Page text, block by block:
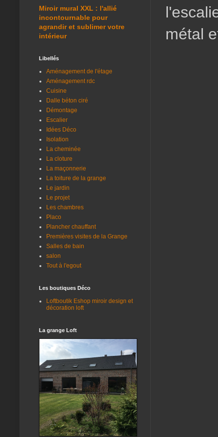
métal
Miroir mural XXL : l'allié
incontournable pour
agrandir et sublimer votre
intérieur
Libellés
Aménagement de l'étage
Aménagement rdc
Cuisine
Dalle béton ciré
Démontage
Escalier
Idées Déco
Isolation
La cheminée
La cloture
La maçonnerie
La toiture de la grange
Le jardin
Le projet
Les chambres
Placo
Plancher chauffant
Premières visites de la Grange
Salles de bain
salon
Tout à l'egout
Les boutiques Déco
Loftboutik Eshop miroir design et
décoration loft
La grange Loft